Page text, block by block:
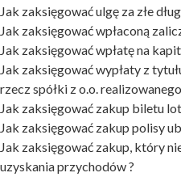
Jak zaksięgować ulgę za złe
Jak zaksięgować wpłaconą
Jak zaksięgować wpłatę na
Jak zaksięgować wypłaty z
rzecz spółki z o.o.
Jak zaksięgować zakup biletu
Jak zaksięgować zakup polisy
Jak zaksięgować zakup, który
uzyskania przychodów ?